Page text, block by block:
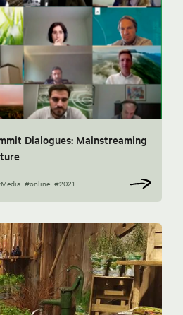
Dialogues: Mainstreaming
#online #2021